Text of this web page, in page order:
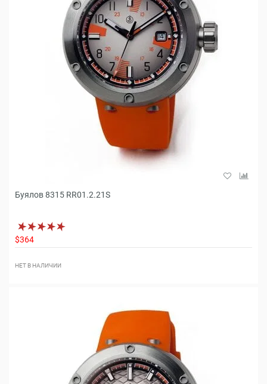
Буялов 8315 RR01.2.21S
$364
НЕТ В НАЛИЧИИ